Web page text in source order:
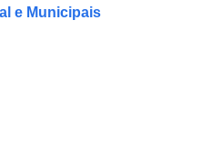
e Municipais